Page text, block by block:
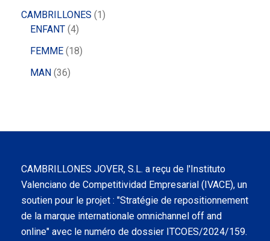
CAMBRILLONES 1
ENFANT 4
FEMME 18
MAN 36
CAMBRILLONES JOVER, S.L. a reçu de l'Instituto
Valenciano de Competitividad Empresarial (IVACE), un
soutien pour le projet : "Stratégie de repositionnement
de la marque internationale omnichannel off and
online" avec le numéro de dossier ITCOES/2024/159.